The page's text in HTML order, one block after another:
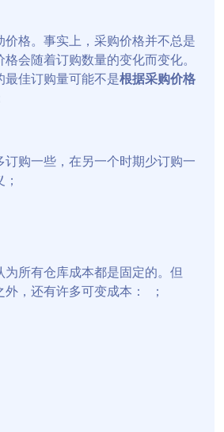
格。事实上，采购价格并不总是
会随着订购数量的变化而变化。
佳订购量可能不是根据采购价格
订购一些，在另一个时期少订购一
所有仓库成本都是固定的。但
，还有许多可变成本： ；